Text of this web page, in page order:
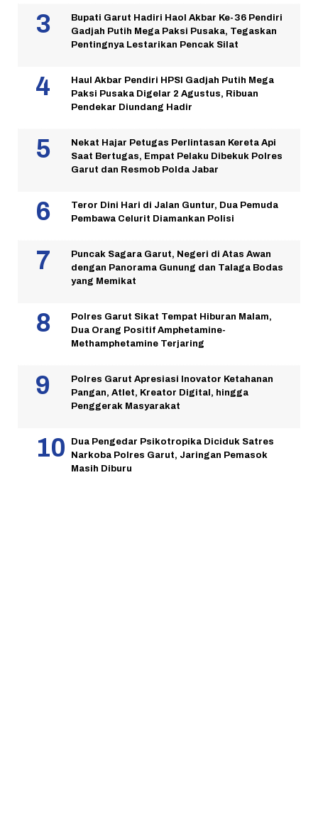
Bupati Garut Hadiri Haol Akbar Ke-36 Pendiri
Gadjah Putih Mega Paksi Pusaka, Tegaskan
Pentingnya Lestarikan Pencak Silat
Haul Akbar Pendiri HPSI Gadjah Putih Mega
Paksi Pusaka Digelar 2 Agustus, Ribuan
Pendekar Diundang Hadir
Nekat Hajar Petugas Perlintasan Kereta Api
Saat Bertugas, Empat Pelaku Dibekuk Polres
Garut dan Resmob Polda Jabar
Teror Dini Hari di Jalan Guntur, Dua Pemuda
Pembawa Celurit Diamankan Polisi
Puncak Sagara Garut, Negeri di Atas Awan
dengan Panorama Gunung dan Talaga Bodas
yang Memikat
Polres Garut Sikat Tempat Hiburan Malam,
Dua Orang Positif Amphetamine-
Methamphetamine Terjaring
Polres Garut Apresiasi Inovator Ketahanan
Pangan, Atlet, Kreator Digital, hingga
Penggerak Masyarakat
Dua Pengedar Psikotropika Diciduk Satres
Narkoba Polres Garut, Jaringan Pemasok
Masih Diburu